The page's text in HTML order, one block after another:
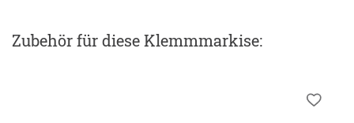
Zubehörfür diese Klemmmarkise: